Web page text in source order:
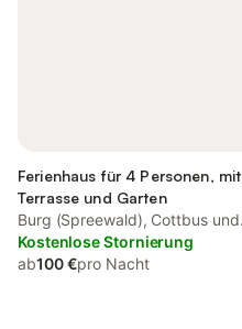
Ferienhaus für 4 Personen, mit
Terrasse und Garten
Burg (Spreewald), Cottbus und
Umgebung
Kostenlose Stornierung
ab100 €pro Nacht